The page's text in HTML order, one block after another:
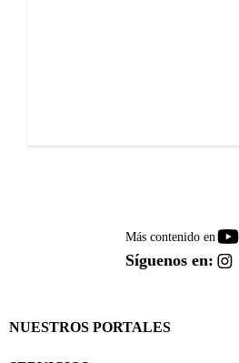
Más contenido en
Síguenos en:
NUESTROS PORTALES